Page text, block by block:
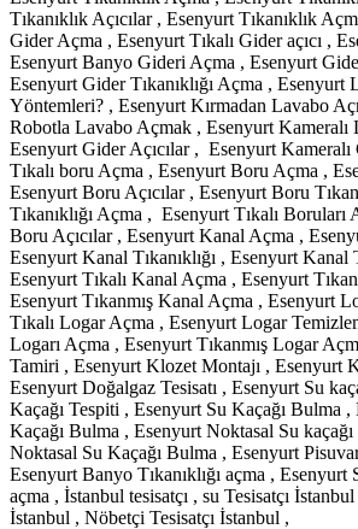
Tıkanıklık Açıcılar , Esenyurt Tıkanıklık
Gider Açma , Esenyurt Tıkalı Gider açıcı ,
Esenyurt Banyo Gideri Açma , Esenyurt Gider
Esenyurt Gider Tıkanıklığı Açma , Esenyurt
Yöntemleri? , Esenyurt Kırmadan Lavabo
Robotla Lavabo Açmak , Esenyurt Kameralı
Esenyurt Gider Açıcılar , Esenyurt
Tıkalı boru Açma , Esenyurt Boru Açma ,
Esenyurt Boru Açıcılar , Esenyurt Boru
Tıkanıklığı Açma , Esenyurt Tıkalı Boruları
Boru Açıcılar , Esenyurt Kanal Açma ,
Esenyurt Kanal Tıkanıklığı , Esenyurt Kanal
Esenyurt Tıkalı Kanal Açma , Esenyurt
Esenyurt Tıkanmış Kanal Açma , Esenyurt
Tıkalı Logar Açma , Esenyurt Logar
Logarı Açma , Esenyurt Tıkanmış Logar
Tamiri , Esenyurt Klozet Montajı , Esenyurt
Esenyurt Doğalgaz Tesisatı , Esenyurt Su
Kaçağı Tespiti , Esenyurt Su Kaçağı Bulma ,
Kaçağı Bulma , Esenyurt Noktasal Su
Noktasal Su Kaçağı Bulma , Esenyurt Pisuvar
Esenyurt Banyo Tıkanıklığı açma , Esenyurt
açma , İstanbul tesisatçı , su Tesisatçı
İstanbul , Nöbetçi Tesisatçı İstanbul ,